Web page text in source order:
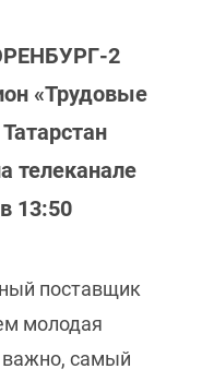
2
«Трудовые
телеканале
13:50
поставщик
молодая
важно, самый